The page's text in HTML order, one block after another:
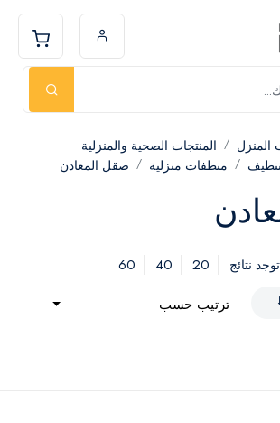
المنزل
المنتجات الصحية والمنزلية
منظفات منزلية صقل المعادن
نتائج 20
40
60
ترتيب حسب